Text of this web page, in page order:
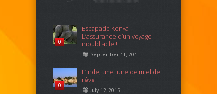
0
Escapade Kenya :
L’assurance d’un voyage
inoubliable !
September 11, 2015
0
L’Inde, une lune de miel de
rêve
July 12, 2015